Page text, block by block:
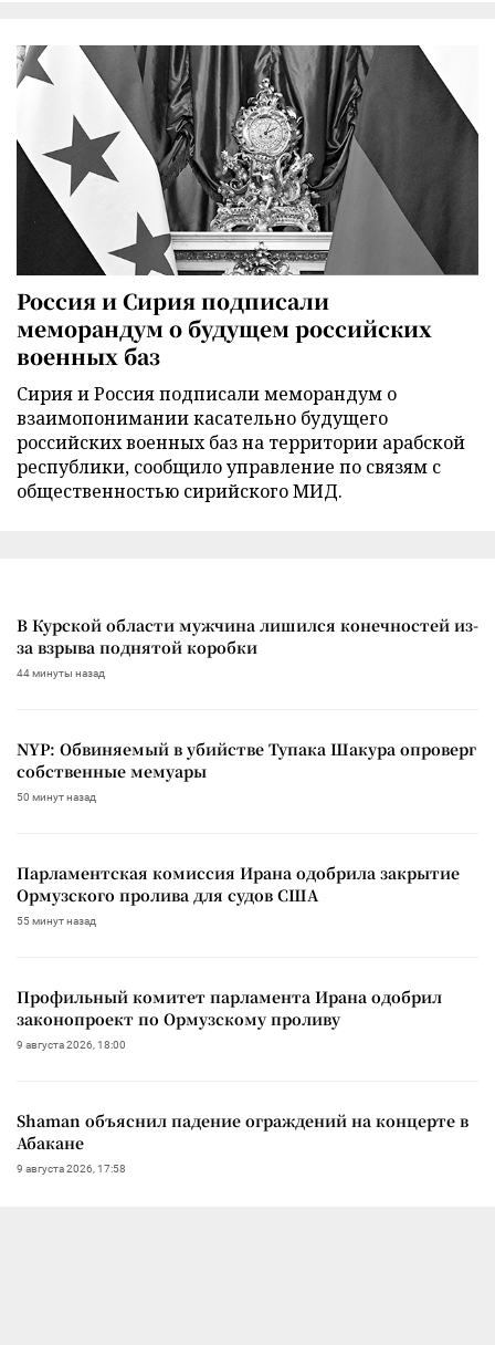
Россия и Сирия подписали
меморандум о будущем российских
военных баз
Сирия и Россия подписали меморандум о
взаимопонимании касательно будущего
российских военных баз на территории арабской
республики, сообщило управление по связям с
общественностью сирийского МИД.
В Курской области мужчина лишился конечностей из-
за взрыва поднятой коробки
44 минуты назад
NYP: Обвиняемый в убийстве Тупака Шакура опроверг
собственные мемуары
50 минут назад
Парламентская комиссия Ирана одобрила закрытие
Ормузского пролива для судов США
55 минут назад
Профильный комитет парламента Ирана одобрил
законопроект по Ормузскому проливу
9 августа 2026, 18:00
Shaman объяснил падение ограждений на концерте в
Абакане
9 августа 2026, 17:58